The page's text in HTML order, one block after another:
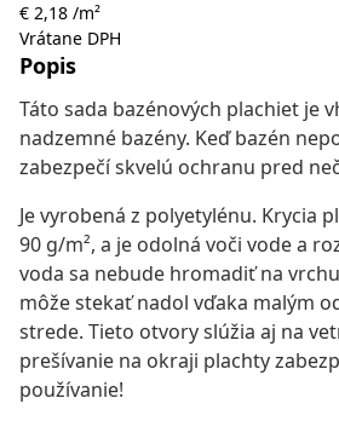
€ 2,18 /m²
Vrátane DPH
Popis
Táto sada bazénových plachiet je
nadzemné bazény. Keď bazén
zabezpečí skvelú ochranu pred
Je vyrobená z polyetylénu. Krycia
90 g/m², a je odolná voči vode a
voda sa nebude hromadiť na
môže stekať nadol vďaka malým
strede. Tieto otvory slúžia aj na
prešívanie na okraji plachty
používanie!